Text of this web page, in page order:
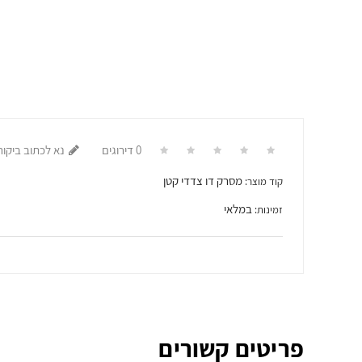
0 דירוגים נא לכתוב
קוד מוצר: מסרק דו צדדי קטן
זמינות: במלאי
פריטים קשורים